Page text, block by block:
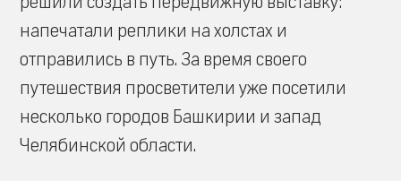
напечатали реплики на холстах и
отправились в путь. За время своего
путешествия просветители уже посетили
несколько городов Башкирии и запад
Челябинской области.